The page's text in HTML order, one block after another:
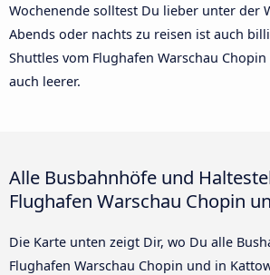
Wochenende solltest Du lieber unter der
Abends oder nachts zu reisen ist auch
Shuttles vom Flughafen Warschau
auch leerer.
Alle Busbahnhöfe und
Flughafen Warschau Chopin
Die Karte unten zeigt Dir, wo Du alle
Flughafen Warschau Chopin und in